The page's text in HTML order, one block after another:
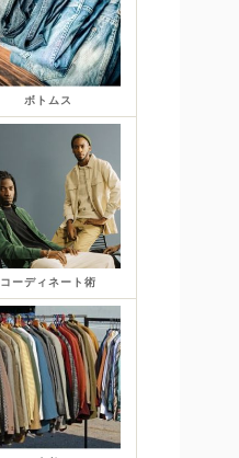
ボトムス
コーディネート術